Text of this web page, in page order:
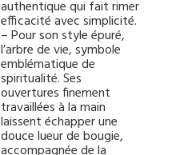
authentique qui fait rimer
efficacité avec simplicité.
– Pour son style épuré,
l’arbre de vie, symbole
emblématique de
spiritualité. Ses
ouvertures finement
travaillées à la main
laissent échapper une
douce lueur de bougie,